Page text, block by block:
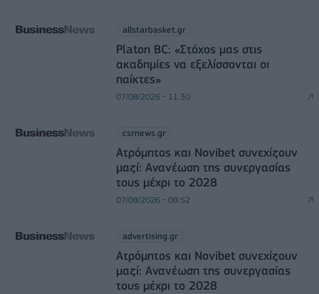
allstarbasket.gr
Platon BC: «Στόχος μας στις
ακαδημίες να εξελίσσονται οι
παίκτες»
07/08/2026 - 11:30
csrnews.gr
Ατρόμητος και Novibet συνεχίζουν
μαζί: Ανανέωση της συνεργασίας
τους μέχρι το 2028
07/08/2026 - 08:52
advertising.gr
Ατρόμητος και Novibet συνεχίζουν
μαζί: Ανανέωση της συνεργασίας
τους μέχρι το 2028